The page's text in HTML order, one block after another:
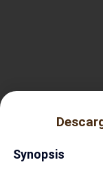
Synopsis